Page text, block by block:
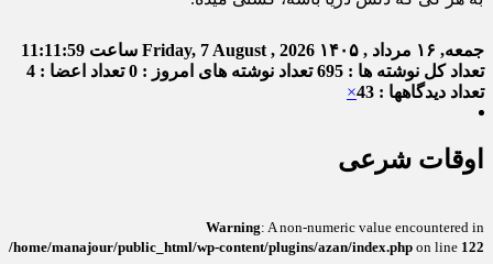
جمعه, ۱۶ مرداد , ۱۴۰۵ Friday, 7 August , 2026 ساعت 11:11:59
تعداد کل نوشته ها : 695
تعداد نوشته های امروز : 0
تعداد اعضا : 4
تعداد دیدگاهها : 43
×
اوقات شرعی
Warning: A non-numeric value encountered in
/home/manajour/public_html/wp-content/plugins/azan/index.php on line 122